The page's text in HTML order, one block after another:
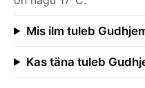
Mis ilm tuleb
Kas täna tuleb